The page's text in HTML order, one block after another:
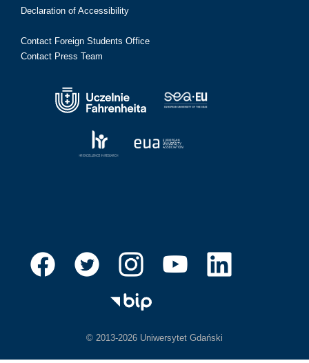
Declaration of Accessibility
Contact Foreign Students Office
Contact Press Team
© 2013-2026 Uniwersytet Gdański